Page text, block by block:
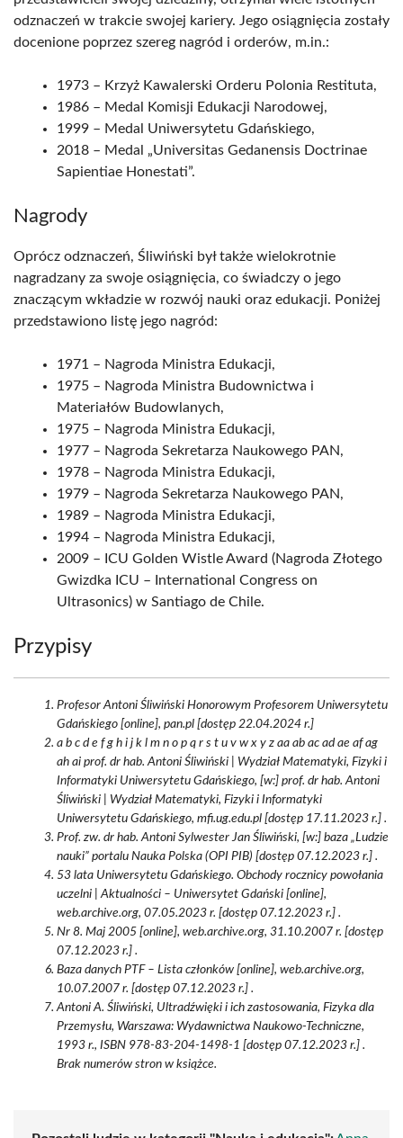
odznaczeń w trakcie swojej kariery. Jego osiągnięcia zostały
docenione poprzez szereg nagród i orderów, m.in.:
1973 – Krzyż Kawalerski Orderu Polonia Restituta,
1986 – Medal Komisji Edukacji Narodowej,
1999 – Medal Uniwersytetu Gdańskiego,
2018 – Medal „Universitas Gedanensis Doctrinae
Sapientiae Honestati”.
Nagrody
Oprócz odznaczeń, Śliwiński był także wielokrotnie
nagradzany za swoje osiągnięcia, co świadczy o jego
znaczącym wkładzie w rozwój nauki oraz edukacji. Poniżej
przedstawiono listę jego nagród:
1971 – Nagroda Ministra Edukacji,
1975 – Nagroda Ministra Budownictwa i
Materiałów Budowlanych,
1975 – Nagroda Ministra Edukacji,
1977 – Nagroda Sekretarza Naukowego PAN,
1978 – Nagroda Ministra Edukacji,
1979 – Nagroda Sekretarza Naukowego PAN,
1989 – Nagroda Ministra Edukacji,
1994 – Nagroda Ministra Edukacji,
2009 – ICU Golden Wistle Award (Nagroda Złotego
Gwizdka ICU – International Congress on
Ultrasonics) w Santiago de Chile.
Przypisy
Profesor Antoni Śliwiński Honorowym Profesorem Uniwersytetu
Gdańskiego [online], pan.pl [dostęp 22.04.2024 r.]
a b c d e f g h i j k l m n o p q r s t u v w x y z aa ab ac ad ae af ag
ah ai prof. dr hab. Antoni Śliwiński | Wydział Matematyki, Fizyki i
Informatyki Uniwersytetu Gdańskiego, [w:] prof. dr hab. Antoni
Śliwiński | Wydział Matematyki, Fizyki i Informatyki
Uniwersytetu Gdańskiego, mfi.ug.edu.pl [dostęp 17.11.2023 r.] .
Prof. zw. dr hab. Antoni Sylwester Jan Śliwiński, [w:] baza „Ludzie
nauki” portalu Nauka Polska (OPI PIB) [dostęp 07.12.2023 r.] .
53 lata Uniwersytetu Gdańskiego. Obchody rocznicy powołania
uczelni | Aktualności – Uniwersytet Gdański [online],
web.archive.org, 07.05.2023 r. [dostęp 07.12.2023 r.] .
Nr 8. Maj 2005 [online], web.archive.org, 31.10.2007 r. [dostęp
07.12.2023 r.] .
Baza danych PTF – Lista członków [online], web.archive.org,
10.07.2007 r. [dostęp 07.12.2023 r.] .
Antoni A. Śliwiński, Ultradźwięki i ich zastosowania, Fizyka dla
Przemysłu, Warszawa: Wydawnictwa Naukowo-Techniczne,
1993 r., ISBN 978-83-204-1498-1 [dostęp 07.12.2023 r.] .
Brak numerów stron w książce.